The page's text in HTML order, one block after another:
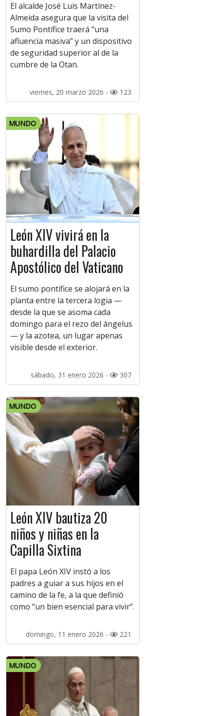
El alcalde José Luis Martínez-
Almeida asegura que la visita del
Sumo Pontífice traerá “una
afluencia masiva” y un dispositivo
de seguridad superior al de la
cumbre de la Otan.
viernes, 20 marzo 2026 - 123
MUNDO
León XIV vivirá en la
buhardilla del Palacio
Apostólico del Vaticano
El sumo pontífice se alojará en la
planta entre la tercera logia —
desde la que se asoma cada
domingo para el rezo del ángelus
— y la azotea, un lugar apenas
visible desde el exterior.
sábado, 31 enero 2026 - 307
MUNDO
León XIV bautiza 20
niños y niñas en la
Capilla Sixtina
El papa León XIV instó a los
padres a guiar a sus hijos en el
camino de la fe, a la que definió
como “un bien esencial para vivir”.
domingo, 11 enero 2026 - 221
MUNDO